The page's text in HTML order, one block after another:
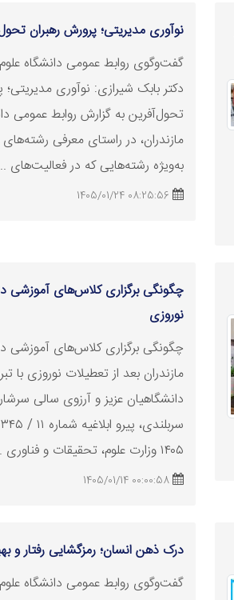
نوآوری مدیریتی؛ پرورش رهبران
گفت‌وگوی روابط عمومی دانشگاه علوم
دکتر بابک شیرازی: نوآوری مدیریتی؛
تحول‌آفرین به گزارش روابط عمومی
مازندران، در راستای معرفی
به‌ویژه رشته‌هایی که در فعالیت‌های ..
08:25:56 1405/01/24
چگونگی برگزاری کلاس‌های آموزشی
نوروزی
چگونگی برگزاری کلاس‌های آموزشی
مازندران بعد از تعطیلات نوروزی با
دانشگاهیان عزیز و آرزوی سالی
۱۴۰۵ وزارت علوم، تحقیقات و
فناوری
00:00:58 1405/01/14
درک ذهن انسان؛ رمزگشایی رفتار و
گفت‌وگوی روابط عمومی دانشگاه علوم